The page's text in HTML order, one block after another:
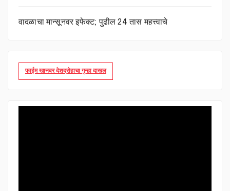
वादळाचा मान्सूनवर इफेक्ट; पुढील 24 तास महत्त्वाचे
फाईम खानवर देशद्रोहाचा गुन्हा दाखल